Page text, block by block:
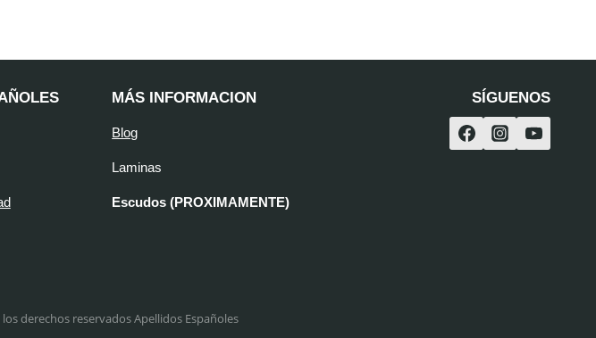
MÁS INFORMACION
Blog
Laminas
Escudos (PROXIMAMENTE)
SÍGUENOS
derechos reservados Apellidos Españoles